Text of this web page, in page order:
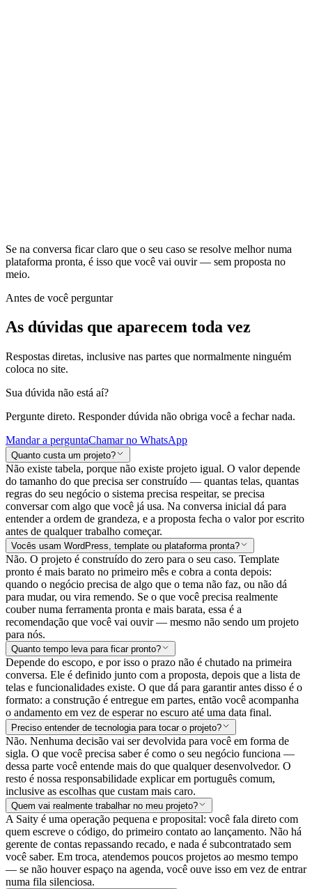
Se na conversa ficar claro que o seu caso se resolve melhor numa
plataforma pronta, é isso que você vai ouvir — sem proposta no
meio.
Antes de você perguntar
As dúvidas que aparecem toda vez
Respostas diretas, inclusive nas partes que normalmente ninguém
coloca no site.
Sua dúvida não está aí?
Pergunte direto. Responder dúvida não obriga você a fechar nada.
Mandar a perguntaChamar no WhatsApp
Quanto custa um projeto?
Não existe tabela, porque não existe projeto igual. O valor depende
do tamanho do que precisa ser construído — quantas telas, quantas
regras do seu negócio o sistema precisa respeitar, se precisa
conversar com algo que você já usa. Na conversa inicial dá para
entender a ordem de grandeza, e a proposta fecha o valor por escrito
antes de qualquer trabalho começar.
Vocês usam WordPress, template ou plataforma pronta?
Não. O projeto é construído do zero para o seu caso. Template
pronto é mais barato no primeiro mês e cobra a conta depois:
quando o negócio precisa de algo que o tema não faz, ou não dá
para mudar, ou vira remendo. Se o que você precisa realmente
couber numa ferramenta pronta e mais barata, essa é a
recomendação que você vai ouvir — mesmo não sendo um projeto
para nós.
Quanto tempo leva para ficar pronto?
Depende do escopo, e por isso o prazo não é chutado na primeira
conversa. Ele é definido junto com a proposta, depois que a lista de
telas e funcionalidades existe. O que dá para garantir antes disso é o
formato: a construção é entregue em partes, então você acompanha
o andamento em vez de esperar no escuro até uma data final.
Preciso entender de tecnologia para tocar o projeto?
Não. Nenhuma decisão vai ser devolvida para você em forma de
sigla. O que você precisa saber é como o seu negócio funciona —
dessa parte você entende mais do que qualquer desenvolvedor. O
resto é nossa responsabilidade explicar em português comum,
inclusive as escolhas que custam mais caro.
Quem vai realmente trabalhar no meu projeto?
A Saity é uma operação pequena e proposital: você fala direto com
quem escreve o código, do primeiro contato ao lançamento. Não há
gerente de contas repassando recado, e nada é subcontratado sem
você saber. Em troca, atendemos poucos projetos ao mesmo tempo
— se não houver espaço na agenda, você ouve isso em vez de entrar
numa fila silenciosa.